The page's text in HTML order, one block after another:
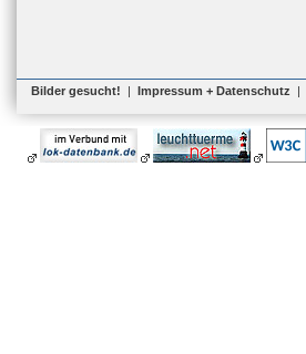
Bilder gesucht! | Impressum + Datenschutz |